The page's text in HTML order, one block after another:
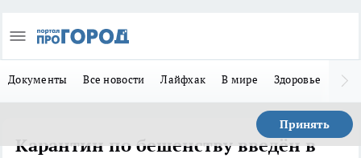
Документы Все новости Лайфхак В мире Здоровье
Принять
Карантин по бешенству введён в